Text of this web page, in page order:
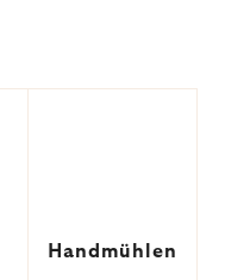
Handmühlen